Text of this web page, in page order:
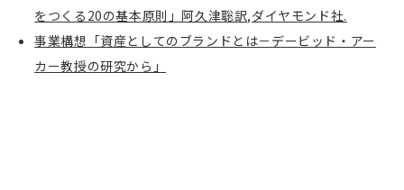
をつくる20の基本原則」阿久津聡訳,ダイヤモンド社.
事業構想「資産としてのブランドとは－デービッド・アー
カー教授の研究から」